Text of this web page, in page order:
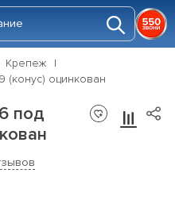
Крепеж
(конус) оцинкован
под